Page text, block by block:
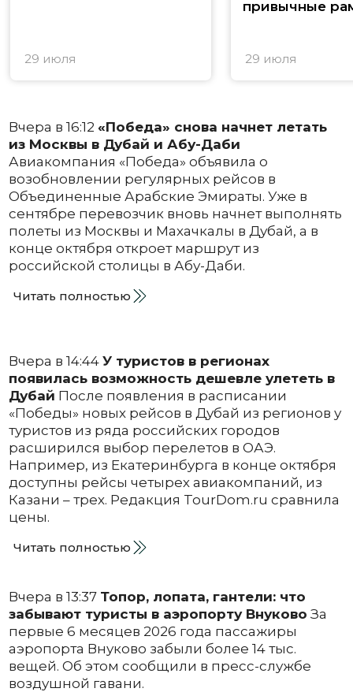
29 июля
привычные
29 июля
Вчера в 16:12 «Победа» снова начнет летать
из Москвы в Дубай и Абу-Даби
Авиакомпания «Победа» объявила о
возобновлении регулярных рейсов в
Объединенные Арабские Эмираты. Уже в
сентябре перевозчик вновь начнет выполнять
полеты из Москвы и Махачкалы в Дубай, а в
конце октября откроет маршрут из
российской столицы в Абу-Даби.
Читать полностью
Вчера в 14:44 У туристов в регионах
появилась возможность дешевле улететь в
Дубай После появления в расписании
«Победы» новых рейсов в Дубай из регионов у
туристов из ряда российских городов
расширился выбор перелетов в ОАЭ.
Например, из Екатеринбурга в конце октября
доступны рейсы четырех авиакомпаний, из
Казани – трех. Редакция TourDom.ru сравнила
цены.
Читать полностью
Вчера в 13:37 Топор, лопата, гантели: что
забывают туристы в аэропорту Внуково За
первые 6 месяцев 2026 года пассажиры
аэропорта Внуково забыли более 14 тыс.
вещей. Об этом сообщили в пресс-службе
воздушной гавани.